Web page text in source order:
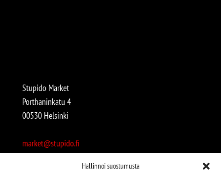
Hallinnoi suostumusta
Stupido Market
Porthaninkatu 4
00530 Helsinki
market@stupido.fi